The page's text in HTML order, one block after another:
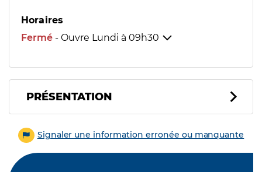
Horaires
Fermé - Ouvre Lundi à 09h30
PRÉSENTATION
Signaler une information erronée ou manquante